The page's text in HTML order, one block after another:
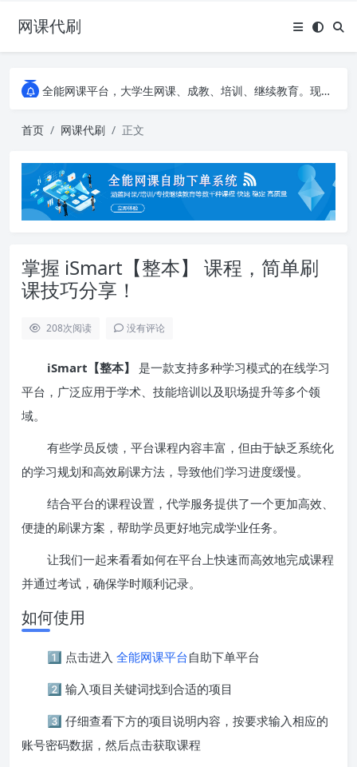
网课代刷
AI论文写作平台，根据真实文献内容生成论文
全能网课平台，大学生网课、成教、培训、继续教育。现已接入代刷代考项目3000+
全能网课平台，大学生网课、成教、培训、继续教育。现已接入代刷代考项目3000+
首页 网课代刷 正文
掌握 iSmart【整本】 课程，简单刷
课技巧分享！
208次阅读 没有评论
iSmart【整本】
是一款支持多种学习模式的在线学习
平台，广泛应用于学术、技能培训以及职场提升等多个领
域。
有些学员反馈，平台课程内容丰富，但由于缺乏系统化
的学习规划和高效刷课方法，导致他们学习进度缓慢。
结合平台的课程设置，代学服务提供了一个更加高效、
便捷的刷课方案，帮助学员更好地完成学业任务。
让我们一起来看看如何在平台上快速而高效地完成课程
并通过考试，确保学时顺利记录。
如何使用
1️⃣ 点击进入 全能网课平台自助下单平台
2️⃣ 输入项目关键词找到合适的项目
3️⃣ 仔细查看下方的项目说明内容，按要求输入相应的
账号密码数据，然后点击获取课程